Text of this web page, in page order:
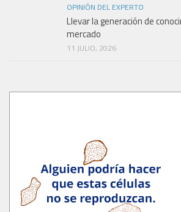
OPINIÓN DEL EXPERTO
Llevar la generación de
mercado
11 JULIO, 2026